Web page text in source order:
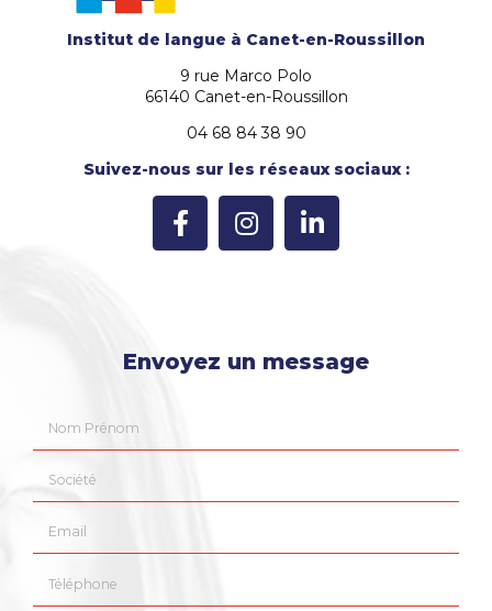
Institut de langue à Canet-en-Roussillon
9 rue Marco Polo
66140 Canet-en-Roussillon
04 68 84 38 90
Suivez-nous sur les réseaux sociaux :
Envoyez un message